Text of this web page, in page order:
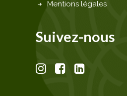
Mentions légales
Suivez-nous